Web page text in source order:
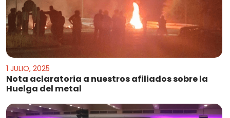
1 JULIO, 2025
Nota aclaratoria a nuestros afiliados sobre la
Huelga del metal